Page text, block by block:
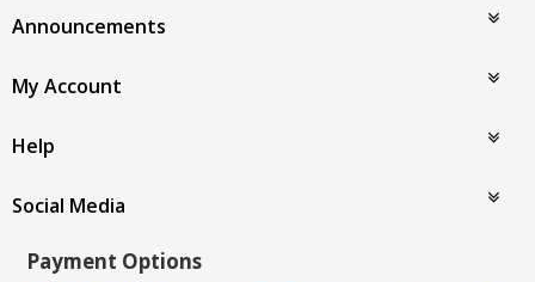
Announcements
My Account
Help
Social Media
Payment Options